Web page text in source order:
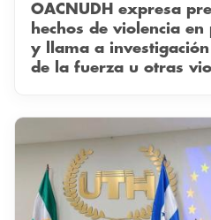
OACNUDH expresa
hechos de violencia
y llama a
de la fuerza u otras